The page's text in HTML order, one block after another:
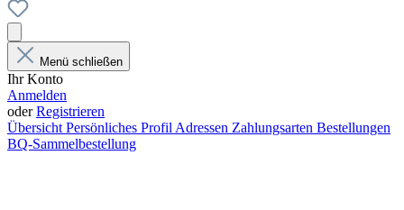
Menü schließen
Ihr Konto
Anmelden
oderRegistrieren
Übersicht Persönliches Profil Adressen Zahlungsarten Bestellungen
BQ-Sammelbestellung